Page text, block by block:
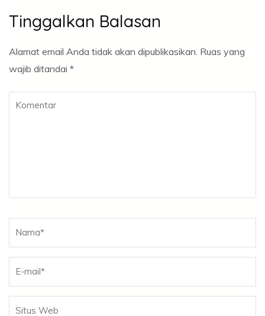
Tinggalkan Balasan
Alamat email Anda tidak akan dipublikasikan. Ruas yang
wajib ditandai *
Komentar